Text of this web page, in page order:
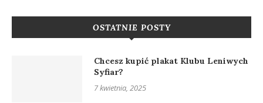
OSTATNIE POSTY
Chcesz kupić plakat Klubu Leniwych
Syfiar?
7 kwietnia, 2025